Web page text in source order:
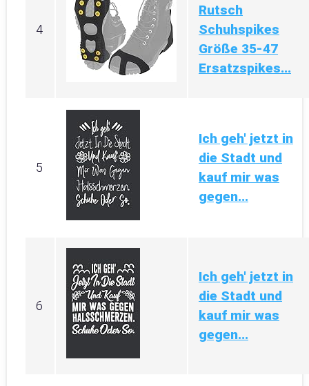
4
Rutsch
Schuhspikes
Größe 35-47
Ersatzspikes...
5
Ich geh' jetzt in
die Stadt und
kauf mir was
gegen...
6
Ich geh' jetzt in
die Stadt und
kauf mir was
gegen...